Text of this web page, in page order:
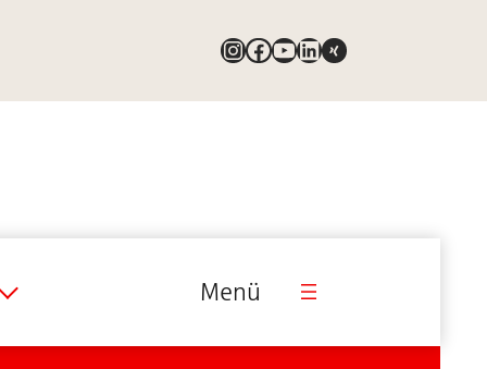
InstagramFacebook YouTube LinkedIn Link
Menü